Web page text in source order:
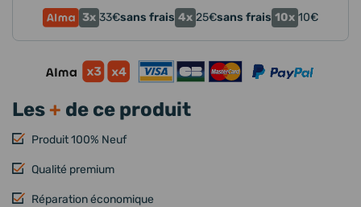
Les+ de ce produit
Produit 100% Neuf
Qualité premium
Réparation économique
3x 33€sans frais 4x 25€sans frais 10x 10€